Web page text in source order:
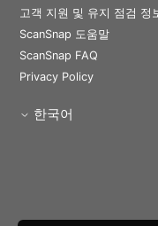
고객 지원 및 유지 점검 정
ScanSnap 도움말
ScanSnap FAQ
Privacy Policy
한국어